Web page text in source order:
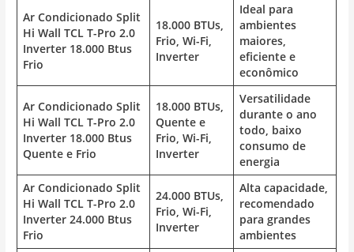
Ar Condicionado Split
Hi Wall TCL T-Pro 2.0
Inverter 18.000 Btus
Frio
18.000 BTUs,
Frio, Wi-Fi,
Inverter
Ideal para
ambientes
maiores,
eficiente e
econômico
Ar Condicionado Split
Hi Wall TCL T-Pro 2.0
Inverter 18.000 Btus
Quente e Frio
18.000 BTUs,
Quente e
Frio, Wi-Fi,
Inverter
Versatilidade
durante o ano
todo, baixo
consumo de
energia
Ar Condicionado Split
Hi Wall TCL T-Pro 2.0
Inverter 24.000 Btus
Frio
24.000 BTUs,
Frio, Wi-Fi,
Inverter
Alta capacidade,
recomendado
para grandes
ambientes